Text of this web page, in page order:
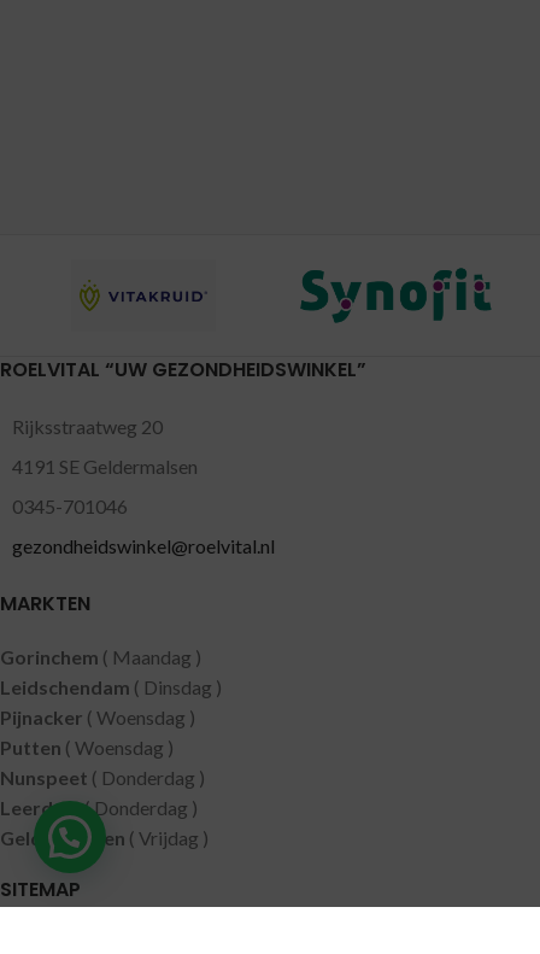
ROELVITAL “UW GEZONDHEIDSWINKEL”
Rijksstraatweg 20
4191 SE Geldermalsen
0345-701046
gezondheidswinkel@roelvital.nl
MARKTEN
Gorinchem ( Maandag )
Leidschendam ( Dinsdag )
Pijnacker ( Woensdag )
Putten ( Woensdag )
Nunspeet ( Donderdag )
Leerdam( Donderdag )
Geldermalsen ( Vrijdag )
SITEMAP